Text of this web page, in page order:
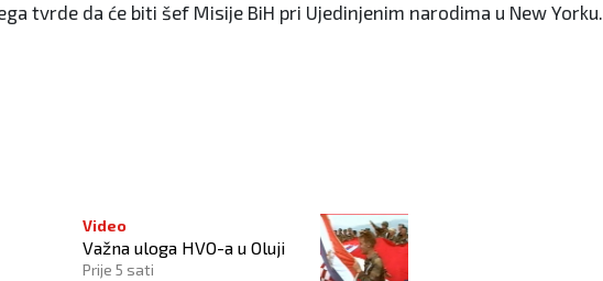
tvrde da će biti šef Misije BiH pri Ujedinjenim narodima u New Yorku.
Video
Važna uloga HVO-a u Oluji
Prije 5 sati